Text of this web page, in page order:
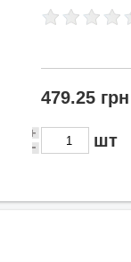
479.25 грн
шт